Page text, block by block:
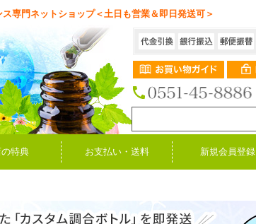
専門ネットショップ＜土日も営業＆即日発送可＞
特典 お支払い・送料 新規会員登録